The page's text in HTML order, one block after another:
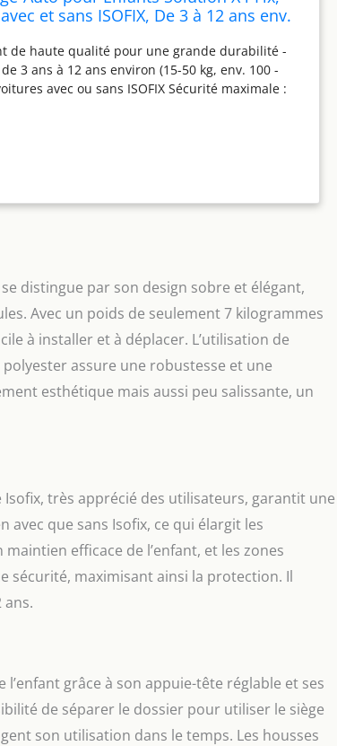
et sans ISOFIX, De 3 à 12 ans env.
de haute qualité pour une grande durabilité -
3 ans à 12 ans environ (15-50 kg, env. 100 -
avec ou sans ISOFIX Sécurité maximale :
épaules, appui-tête breveté à 3 réglages
11 positions pour s’adapter à la taille de
pour une adaptation optimale au siège du
et stable dans la voiture grâce au système
se distingue par son design sobre et élégant,
Avec un poids de seulement 7 kilogrammes
à installer et à déplacer. L’utilisation de
assure une robustesse et une
esthétique mais aussi peu salissante, un
très apprécié des utilisateurs, garantit une
que sans Isofix, ce qui élargit les
efficace de l’enfant, et les zones
sécurité, maximisant ainsi la protection. Il
ans.
grâce à son appuie-tête réglable et ses
de séparer le dossier pour utiliser le siège
son utilisation dans le temps. Les housses